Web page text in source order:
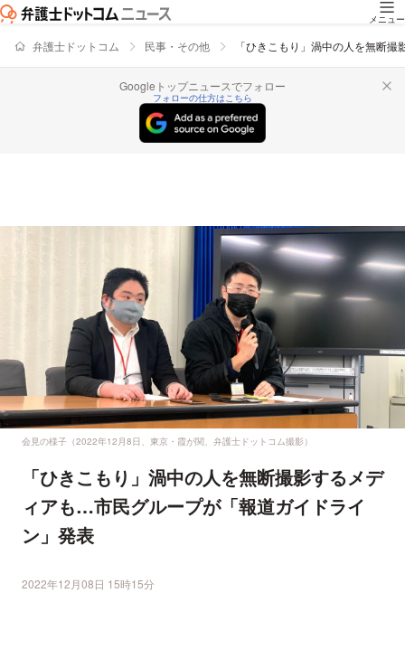
メニュー
弁護士ドットコム 民事・その他 「ひきこもり」渦中の人を無断
Googleトップニュースでフォロー
フォローの仕方はこちら
会見の様子（2022年12月8日、東京・霞が関、弁護士ドットコム撮影）
「ひきこもり」渦中の人を無断撮影するメデ
ィアも…市民グループが「報道ガイドライ
ン」発表
2022年12月08日 15時15分